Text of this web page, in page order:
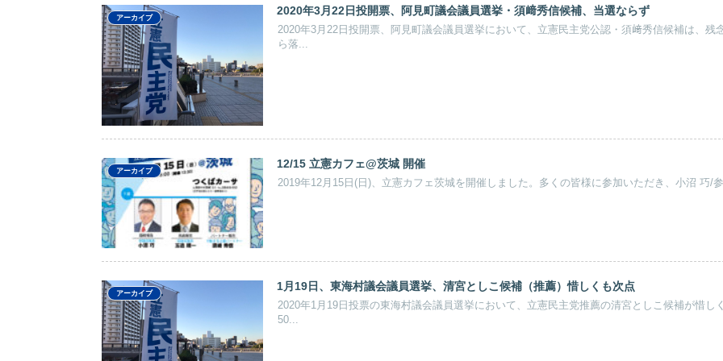
アーカイブ
2020年3月22日投開票、阿見町議会議員選挙・須﨑秀信候補、当選ならず
2020年3月22日投開票、阿見町議会議員選挙において、立憲民主党公認・須﨑秀信候補は、残
ら落...
アーカイブ
12/15 立憲カフェ@茨城 開催
2019年12月15日(日)、立憲カフェ茨城を開催しました。多くの皆様に参加いただき、小沼 巧/
アーカイブ
1月19日、東海村議会議員選挙、清宮としこ候補（推薦）惜しくも次点
2020年1月19日投票の東海村議会議員選挙において、立憲民主党推薦の清宮としこ候補が惜しく
50...